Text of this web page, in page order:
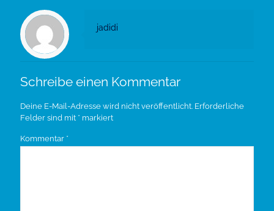
jadidi
Schreibe einen Kommentar
Deine E-Mail-Adresse wird nicht veröffentlicht. Erforderliche
Felder sind mit * markiert
Kommentar *